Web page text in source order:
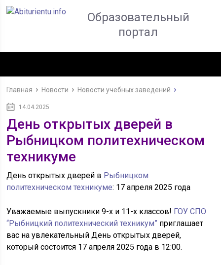
Образовательный
портал
Главная Новости Новости учебных заведений
14.04.2025
День открытых дверей в
Рыбницком политехническом
техникуме
День открытых дверей в Рыбницком
политехническом техникуме: 17 апреля 2025 года
Уважаемые выпускники 9-х и 11-х классов! ГОУ СПО
“Рыбницкий политехнический техникум” приглашает
вас на увлекательный День открытых дверей,
который состоится 17 апреля 2025 года в 12:00.